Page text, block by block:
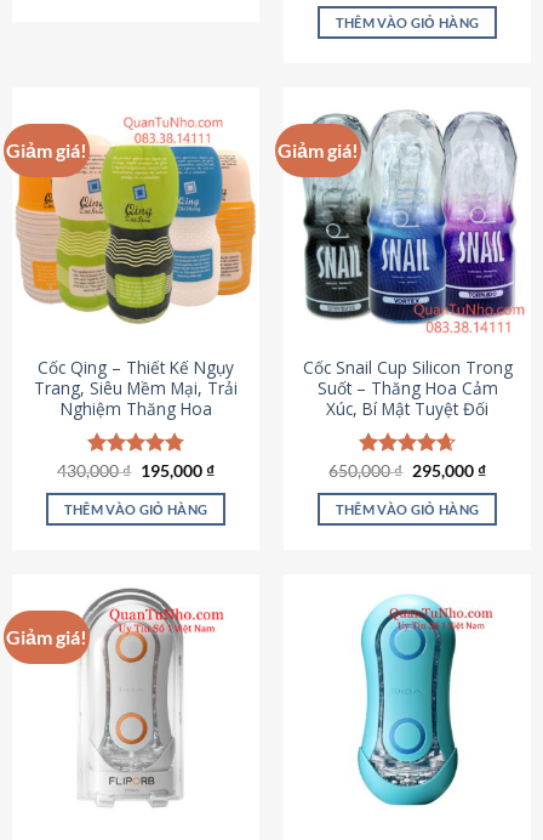
5 sao là:
595,000 ₫.
tại
THÊM VÀO GIỎ HÀNG
Giảm giá!
Cốc Qing – Thiết Kế Ngụy
Trang, Siêu Mềm Mại, Trải
Nghiệm Thăng Hoa
Được xếp
hạng4.78
5 sao
430,000₫ Giá
là:
430,000 ₫.
195,000₫Giá
tại
THÊM VÀO GIỎ HÀNG
Giảm giá!
Cốc Snail Cup Silicon Trong
Suốt – Thăng Hoa Cảm
Xúc, Bí Mật Tuyệt Đối
Được xếp
hạng4.69
5 sao
650,000₫ Giá
là:
650,000 ₫.
295,000₫Giá
tại
THÊM VÀO GIỎ HÀNG
Giảm giá!